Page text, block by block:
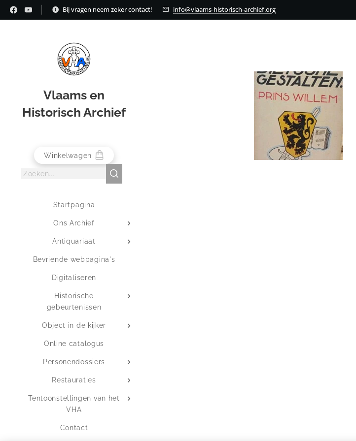
Bij vragen neem zeker contact! info@vlaams-historisch-archief.org
Vlaams en
Historisch Archief
Winkelwagen
Startpagina
Ons Archief
Antiquariaat
Bevriende webpagina's
Digitaliseren
Historische
gebeurtenissen
Object in de kijker
Online catalogus
Personendossiers
Restauraties
Tentoonstellingen van het
VHA
Contact